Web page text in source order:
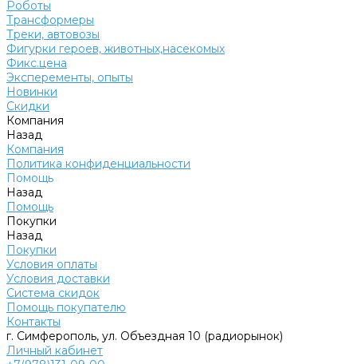
Роботы
Трансформеры
Треки, автовозы
Фигурки героев, животных,насекомых
Фикс.цена
Эксперементы, опыты
Новинки
Скидки
Компания
Назад
Компания
Политика конфиденциальности
Помощь
Назад
Помощь
Покупки
Назад
Покупки
Условия оплаты
Условия доставки
Система скидок
Помощь покупателю
Контакты
г. Симферополь, ул. Объездная 10 (радиорынок)
Личный кабинет